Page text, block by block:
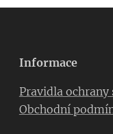
Informace
Pravidla
Obchodní